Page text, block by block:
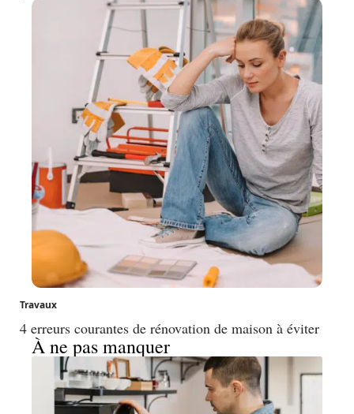
Travaux
4 erreurs courantes de rénovation de maison à éviter
À ne pas manquer